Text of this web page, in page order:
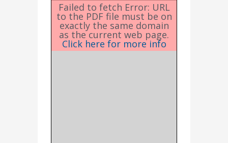
Failed to fetch Error: URL
to the PDF file must be on
exactly the same domain
as the current web page.
Click here for more info